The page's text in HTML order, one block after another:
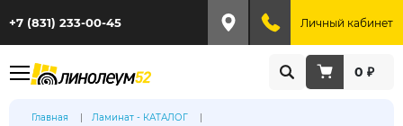
+7 (831) 233-00-45 Личный кабинет
0 ₽
Главная
Ламинат - КАТАЛОГ